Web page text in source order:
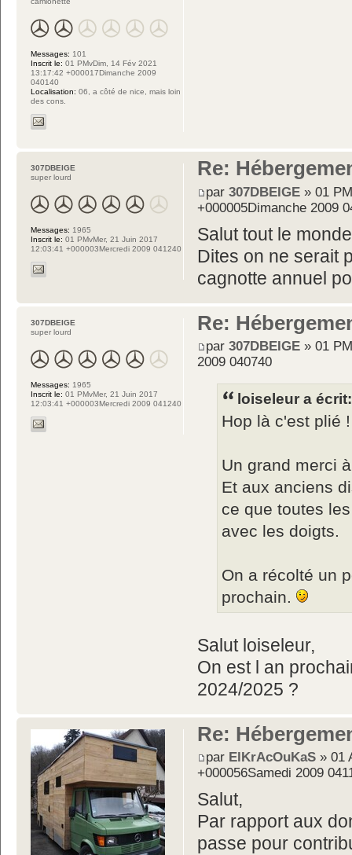
Messages: 101
Inscrit le: 01 PMvDim, 14 Fév 2021
13:17:42 +000017Dimanche 2009
040140
Localisation: 06, a côté de nice, mais loin
des cons.
Re:
par307DBEIGE » 01
+000005Dimanche 2009
Salut tout le
Dites on ne serait
cagnotte annuel
307DBEIGE
super lourd
Messages: 1965
Inscrit le: 01 PMvMer, 21 Juin 2017
12:03:41 +000003Mercredi 2009 041240
Re:
par307DBEIGE » 01
2009 040740
loiseleur a écrit:
Hop là c'est plié
Un grand merci
Et aux anciens
ce que toutes
avec les doigts.
On a récolté un
prochain.
Salut loiseleur,
On est l an
2024/2025 ?
307DBEIGE
super lourd
Messages: 1965
Inscrit le: 01 PMvMer, 21 Juin 2017
12:03:41 +000003Mercredi 2009 041240
Re:
par ElKrAcOuKaS » 01
+000056Samedi 2009
Salut,
Par rapport aux
passe pour